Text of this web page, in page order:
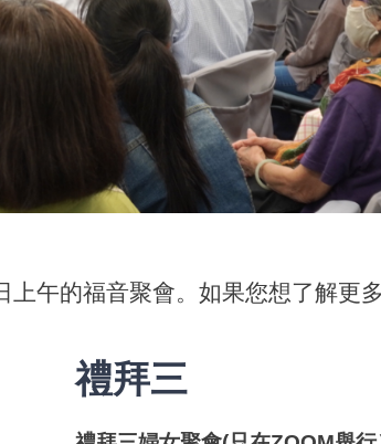
午的福音聚會。如果您想了解更
禮拜三